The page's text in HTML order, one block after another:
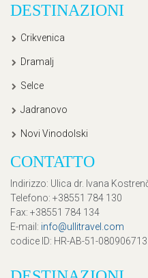
DESTINAZIONI
Crikvenica
Dramalj
Selce
Jadranovo
Novi Vinodolski
CONTATTO
Indirizzo: Ulica dr. Ivana
Telefono: +38551 784 130
Fax: +38551 784 134
E-mail: info@ullitravel.com
codice ID: HR-AB-51-080906713